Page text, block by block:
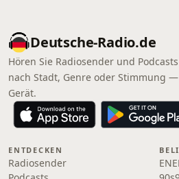
Deutsche-Radio.de
Hören Sie Radiosender und
nach Stadt, Genre oder Stimmung
Gerät.
ENTDECKEN
Radiosender